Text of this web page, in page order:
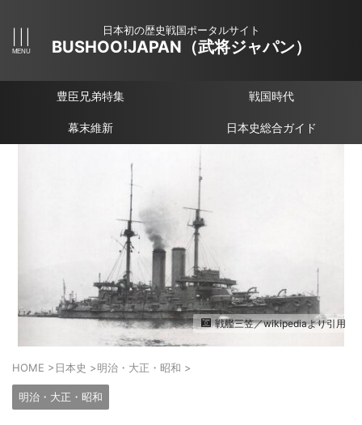
日本初の歴史戦国ポータルサイト
BUSHOO!JAPAN（武将ジャパン）
豊臣兄弟特集 戦国時代
幕末維新 日本史総合ガイド
戦艦三笠／wikipediaより引用
HOME >日本史 >明治・大正・昭和 >
明治・大正・昭和